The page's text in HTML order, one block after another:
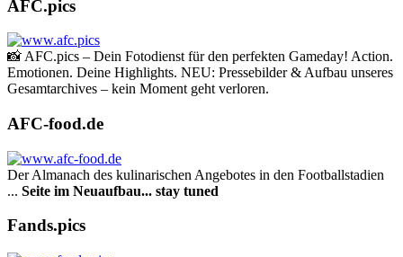
AFC.pics
📸 AFC.pics – Dein Fotodienst für den perfekten Gameday! Action.
Emotionen. Deine Highlights. NEU: Pressebilder & Aufbau unseres
Gesamtarchives – kein Moment geht verloren.
AFC-food.de
Der Almanach des ku­li­na­rischen Angebotes in den Footballstadien
... Seite im Neuaufbau... stay tuned
Fands.pics